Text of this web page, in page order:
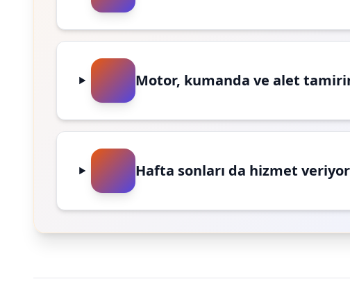
Motor, kumanda ve alet
Hafta sonları da hizmet